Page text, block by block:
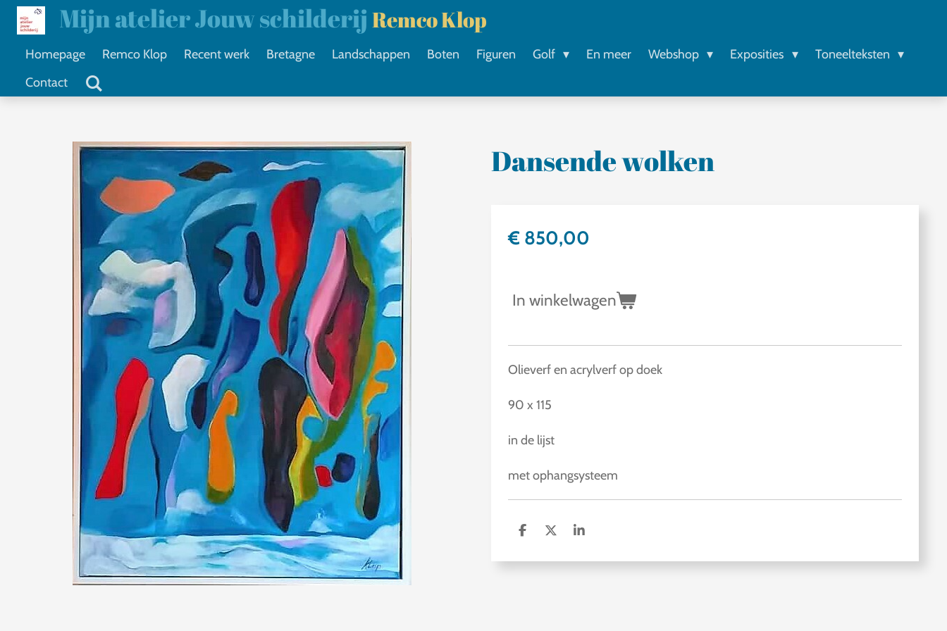
Ga
naar
Mijn atelier Jouw schilderij Remco Klop
Homepage Remco Klop Recent werk Bretagne Landschappen Boten Figuren Golf En meer Webshop Exposities
Toneelteksten
Contact
Dansende wolken
€ 850,00
In winkelwagen
Olieverf en acrylverf op doek
90 x 115
in de lijst
met ophangsysteem
D
l
D
e
S
a